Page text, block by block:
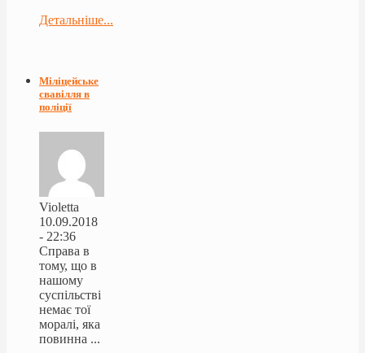
Детальніше...
Міліцейське
свавілля в
поліції
Violetta
10.09.2018
- 22:36
Справа в
тому, що в
нашому
суспільстві
немає тої
моралі, яка
повинна ...